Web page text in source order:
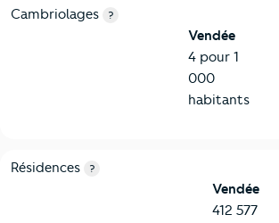
Cambriolages ?
Vendée
4 pour 1
000
habitants
8-Chauffage
Critères Vendée
Résidences ?
Vendée
412 577